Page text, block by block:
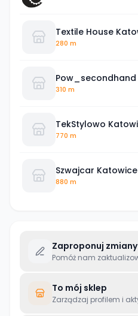
Textile House
280 m
Pow_secondhand
310 m
TekStylowo
770 m
Szwajcar
880 m
Zaproponuj zmiany
Pomóż nam
To mój sklep
Zarządzaj profilem i